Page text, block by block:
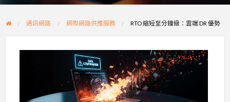
problem
通訊網路 網際網路供應服務 RTO 縮短至分鐘級：雲端 DR 優勢